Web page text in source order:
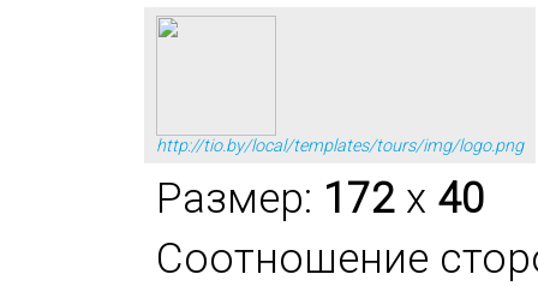
http://tio.by/local/templates/tours/img/logo.png
Размер: 172 x 40
Соотношение